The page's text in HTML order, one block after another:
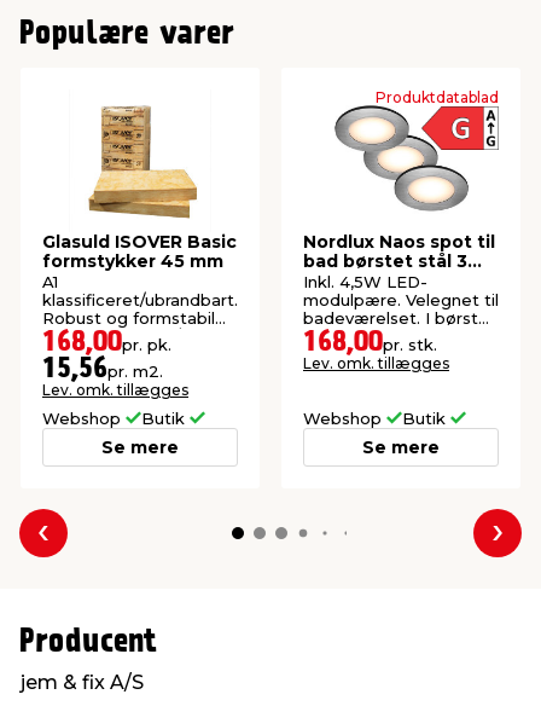
Populære varer
Glasuld ISOVER Basic
formstykker 45 mm
A1
klassificeret/ubrandbart.
Robust og formstabil
isolering. 20 stk./pk.
(10,8 m²).
168,00pr. pk.
15,56pr. m2.
Lev. omk. tillægges
Webshop Butik
Se mere
Produktdatablad
Nordlux Naos spot til
bad børstet stål 3
stk.
Inkl. 4,5W LED-
modulpære. Velegnet til
badeværelset. I børstet
stål.
168,00pr. stk.
Lev. omk. tillægges
Webshop Butik
Se mere
Forrige
Producent
jem & fix A/S